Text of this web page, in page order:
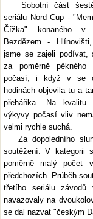
Sobotní část
seriálu Nord Cup -
Čížka" konaného v
Bezdězem -
jsme se zajeli podívat,
za poměrně pěkného
počasí, i když v se
hodinách objevila tu a
přeháňka. Na kvalitu
výkyvy počasí vliv
velmi rychle suchá.
Za dopoledního
soutěžení. V kategorii
poměrně malý počet
předchozích. Průběh
třetího seriálu
navazovaly na
se dal nazvat "českým